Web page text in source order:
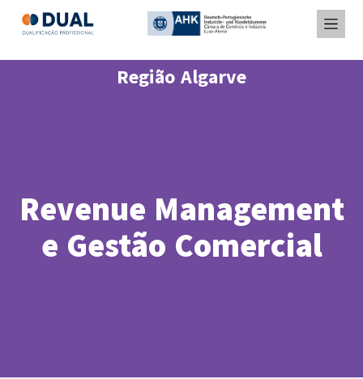
Região Algarve
Revenue Management
e Gestão Comercial